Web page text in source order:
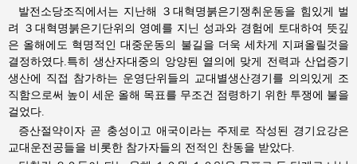
발전소당조직에서는 지난해 ３대혁명붉은기쟁취운동을 힘있게 벌
려 ３대혁명붉은기단위의 영예를 지닌 성과와 경험에 토대하여 뜻깊
은 올해에도 혁명적인 대중운동의 불길을 더욱 세차게 지펴올릴것을
결정하였다.특히 생산자대중의 앙양된 열의에 맞게 전력과 산업증기
생산에 직접 참가하는 운영단위들의 교대별생산경기를 의의있게 조
직함으로써 높이 세운 올해 목표를 무조건 점령하기 위한 투쟁에 불을
걸었다.
증산절약이자 곧 충성이고 애국이라는 주제로 작성된 경기요강은
교대운전공들을 비롯한 참가자들의 전적인 찬동을 받았다.